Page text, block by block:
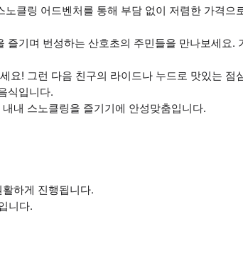
클링 어드벤처를 통해 부담 없이 저렴한 가격으
기며 번성하는 산호초의 주민들을 만나보세요.
요! 그런 다음 친구의 라이드나 누드로 맛있는 점
식입니다.
내 스노클링을 즐기기에 안성맞춤입니다.
하게 진행됩니다.
니다.